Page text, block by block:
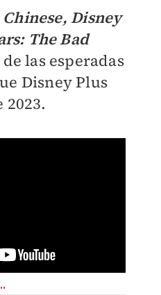
Disney
The Bad
las esperadas
Disney Plus